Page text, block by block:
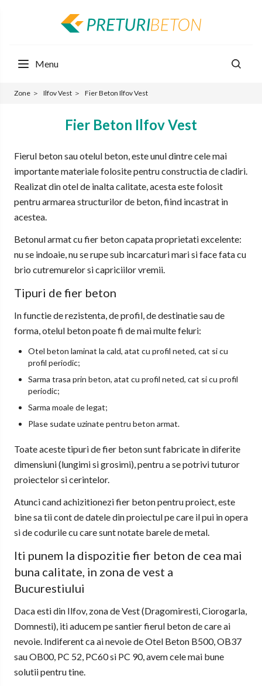
Menu
Zone ＞ Ilfov Vest ＞ Fier Beton Ilfov Vest
Fier Beton Ilfov Vest
Fierul beton sau otelul beton, este unul dintre cele mai
importante materiale folosite pentru constructia de cladiri.
Realizat din otel de inalta calitate, acesta este folosit
pentru armarea structurilor de beton, fiind incastrat in
acestea.
Betonul armat cu fier beton capata proprietati excelente:
nu se indoaie, nu se rupe sub incarcaturi mari si face fata cu
brio cutremurelor si capriciilor vremii.
Tipuri de fier beton
In functie de rezistenta, de profil, de destinatie sau de
forma, otelul beton poate fi de mai multe feluri:
Otel beton laminat la cald, atat cu profil neted, cat si cu
profil periodic;
Sarma trasa prin beton, atat cu profil neted, cat si cu profil
periodic;
Sarma moale de legat;
Plase sudate uzinate pentru beton armat.
Toate aceste tipuri de fier beton sunt fabricate in diferite
dimensiuni (lungimi si grosimi), pentru a se potrivi tuturor
proiectelor si cerintelor.
Atunci cand achizitionezi fier beton pentru proiect, este
bine sa tii cont de datele din proiectul pe care il pui in opera
si de codurile cu care sunt notate barele de metal.
Iti punem la dispozitie fier beton de cea mai
buna calitate, in zona de vest a
Bucurestiului
Daca esti din Ilfov, zona de Vest (Dragomiresti, Ciorogarla,
Domnesti), iti aducem pe santier fierul beton de care ai
nevoie. Indiferent ca ai nevoie de Otel Beton B500, OB37
sau OB00, PC 52, PC60 si PC 90, avem cele mai bune
solutii pentru tine.